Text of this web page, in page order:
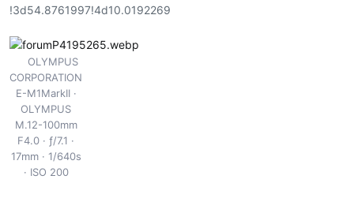
!3d54.8761997!4d10.0192269
OLYMPUS
CORPORATION
E-M1MarkII
OLYMPUS
M.12-100mm
F4.0
ƒ/7.1
17mm
1/640s
ISO 200